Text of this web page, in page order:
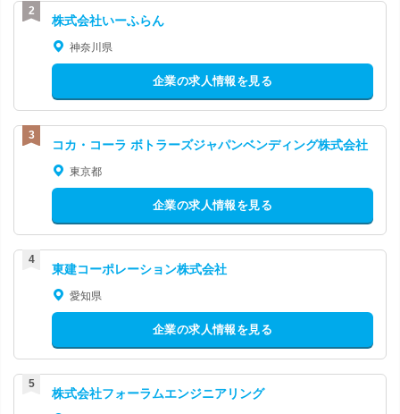
株式会社いーふらん
神奈川県
企業の求人情報を見る
コカ・コーラ ボトラーズジャパンベンディング株式会社
東京都
企業の求人情報を見る
東建コーポレーション株式会社
愛知県
企業の求人情報を見る
株式会社フォーラムエンジニアリング